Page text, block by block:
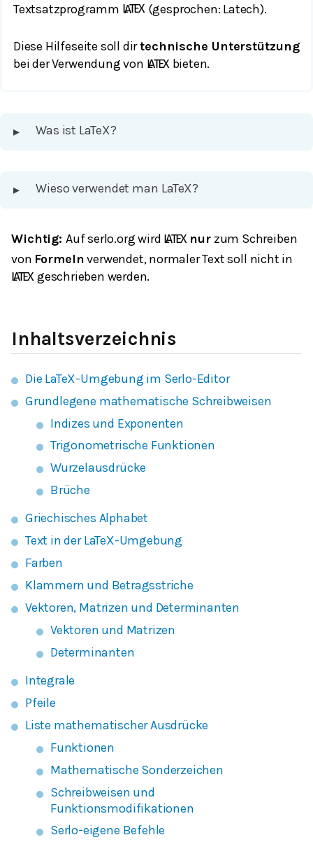
Textsatzprogramm L
ATEX(gesprochen: Latech).
Diese Hilfeseite soll dirtechnische Unterstützung
bei der Verwendung von L
ATEXbieten.
▸ Was ist LaTeX?
▸ Wieso verwendet man LaTeX?
Wichtig:Auf serlo.org wird L
ATEX nur zum Schreiben
von Formelnverwendet, normaler Text soll nicht in
L
ATEX geschrieben werden.
Inhaltsverzeichnis
Die LaTeX-Umgebung im Serlo-Editor
Grundlegene mathematische Schreibweisen
Indizes und Exponenten
Trigonometrische Funktionen
Wurzelausdrücke
Brüche
Griechisches Alphabet
Text in der LaTeX-Umgebung
Farben
Klammern und Betragsstriche
Vektoren, Matrizen und Determinanten
Vektoren und Matrizen
Determinanten
Integrale
Pfeile
Liste mathematischer Ausdrücke
Funktionen
Mathematische Sonderzeichen
Schreibweisen und
Funktionsmodifikationen
Serlo-eigene Befehle